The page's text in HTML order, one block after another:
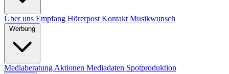
Über uns Empfang Hörerpost Kontakt Musikwunsch
Werbung
Mediaberatung Aktionen Mediadaten Spotproduktion